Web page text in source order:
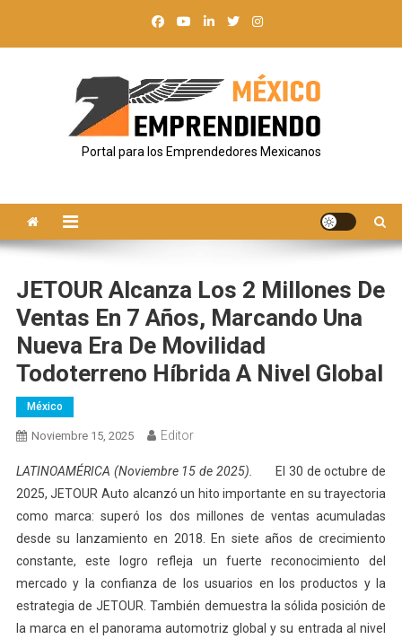
Portal para los Emprendedores Mexicanos
JETOUR Alcanza Los 2 Millones De
Ventas En 7 Años, Marcando Una
Nueva Era De Movilidad
Todoterreno Híbrida A Nivel Global
México
Noviembre 15, 2025 Editor
LATINOAMÉRICA (Noviembre 15 de 2025).
El 30 de octubre de
2025, JETOUR Auto alcanzó un hito importante en su trayectoria
como marca: superó los dos millones de ventas acumuladas
desde su lanzamiento en 2018. En siete años de crecimiento
constante, este logro refleja un fuerte reconocimiento del
mercado y la confianza de los usuarios en los productos y la
estrategia de JETOUR. También demuestra la sólida posición de
la marca en el panorama automotriz global y su entrada al nivel